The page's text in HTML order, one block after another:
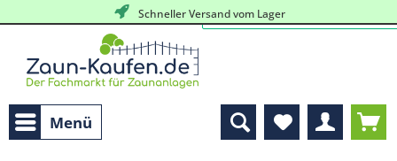
Schneller Versand vom Lager
kostenlose, persöhnliche Beratung
Menü